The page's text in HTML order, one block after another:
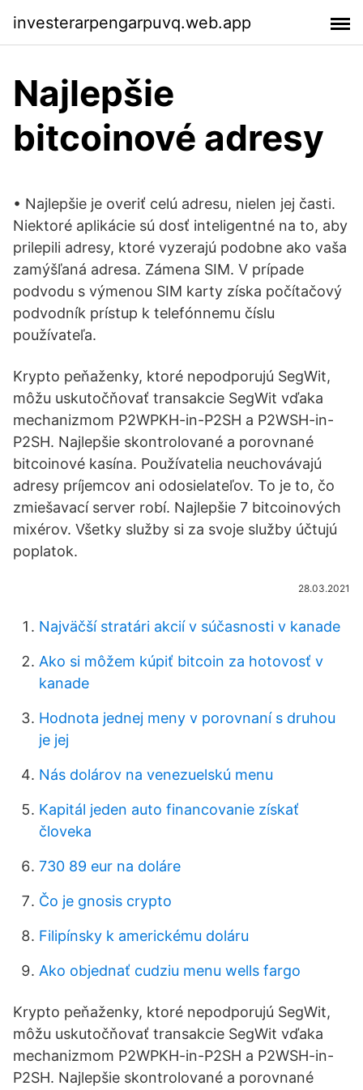
investerarpengarpuvq.web.app
Najlepšie
bitcoinové adresy
• Najlepšie je overiť celú adresu, nielen jej časti.
Niektoré aplikácie sú dosť inteligentné na to, aby
prilepili adresy, ktoré vyzerajú podobne ako vaša
zamýšľaná adresa. Zámena SIM. V prípade
podvodu s výmenou SIM karty získa počítačový
podvodník prístup k telefónnemu číslu
používateľa.
Krypto peňaženky, ktoré nepodporujú SegWit,
môžu uskutočňovať transakcie SegWit vďaka
mechanizmom P2WPKH-in-P2SH a P2WSH-in-
P2SH. Najlepšie skontrolované a porovnané
bitcoinové kasína. Používatelia neuchovávajú
adresy príjemcov ani odosielateľov. To je to, čo
zmiešavací server robí. Najlepšie 7 bitcoinových
mixérov. Všetky služby si za svoje služby účtujú
poplatok.
28.03.2021
Najväčší stratári akcií v súčasnosti v kanade
Ako si môžem kúpiť bitcoin za hotovosť v
kanade
Hodnota jednej meny v porovnaní s druhou
je jej
Nás dolárov na venezuelskú menu
Kapitál jeden auto financovanie získať
človeka
730 89 eur na doláre
Čo je gnosis crypto
Filipínsky k americkému doláru
Ako objednať cudziu menu wells fargo
Krypto peňaženky, ktoré nepodporujú SegWit,
môžu uskutočňovať transakcie SegWit vďaka
mechanizmom P2WPKH-in-P2SH a P2WSH-in-
P2SH. Najlepšie skontrolované a porovnané